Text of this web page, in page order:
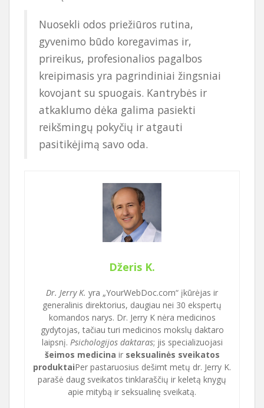
Nuosekli odos priežiūros rutina,
gyvenimo būdo koregavimas ir,
prireikus, profesionalios pagalbos
kreipimasis yra pagrindiniai žingsniai
kovojant su spuogais. Kantrybės ir
atkaklumo dėka galima pasiekti
reikšmingų pokyčių ir atgauti
pasitikėjimą savo oda.
Džeris K.
Dr. Jerry K. yra „YourWebDoc.com“ įkūrėjas ir
generalinis direktorius, daugiau nei 30 ekspertų
komandos narys. Dr. Jerry K nėra medicinos
gydytojas, tačiau turi medicinos mokslų daktaro
laipsnį. Psichologijos daktaras; jis specializuojasi
šeimos medicina ir seksualinės sveikatos
produktaiPer pastaruosius dešimt metų dr. Jerry K.
parašė daug sveikatos tinklaraščių ir keletą knygų
apie mitybą ir seksualinę sveikatą.